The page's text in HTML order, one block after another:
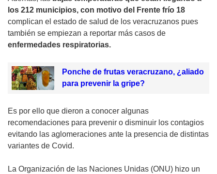
los 212 municipios, con motivo del Frente frío 18
complican el estado de salud de los veracruzanos pues
también se empiezan a reportar más casos de
enfermedades respiratorias.
Ponche de frutas veracruzano, ¿aliado
para prevenir la gripe?
Es por ello que dieron a conocer algunas
recomendaciones para prevenir o disminuir los contagios
evitando las aglomeraciones ante la presencia de distintas
variantes de Covid.
La Organización de las Naciones Unidas (ONU) hizo un